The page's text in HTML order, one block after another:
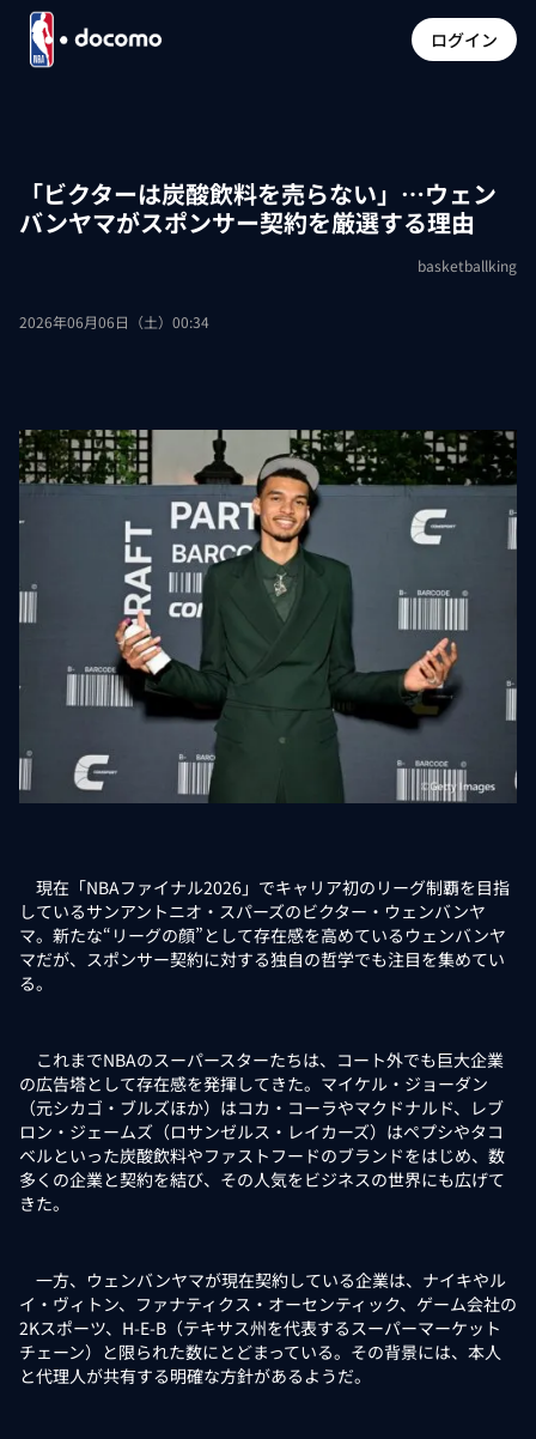
ログイン
「ビクターは炭酸飲料を売らない」…ウェン
バンヤマがスポンサー契約を厳選する理由
basketballking
2026年06月06日（土）00:34
現在「NBAファイナル2026」でキャリア初のリーグ制覇を目指
しているサンアントニオ・スパーズのビクター・ウェンバンヤ
マ。新たな“リーグの顔”として存在感を高めているウェンバンヤ
マだが、スポンサー契約に対する独自の哲学でも注目を集めてい
る。
これまでNBAのスーパースターたちは、コート外でも巨大企業
の広告塔として存在感を発揮してきた。マイケル・ジョーダン
（元シカゴ・ブルズほか）はコカ・コーラやマクドナルド、レブ
ロン・ジェームズ（ロサンゼルス・レイカーズ）はペプシやタコ
ベルといった炭酸飲料やファストフードのブランドをはじめ、数
多くの企業と契約を結び、その人気をビジネスの世界にも広げて
きた。
一方、ウェンバンヤマが現在契約している企業は、ナイキやル
イ・ヴィトン、ファナティクス・オーセンティック、ゲーム会社の
2Kスポーツ、H-E-B（テキサス州を代表するスーパーマーケット
チェーン）と限られた数にとどまっている。その背景には、本人
と代理人が共有する明確な方針があるようだ。